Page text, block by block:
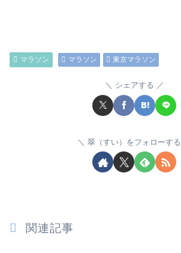
マラソン マラソン 東京マラソン
シェアする
翠（すい）をフォローする
関連記事